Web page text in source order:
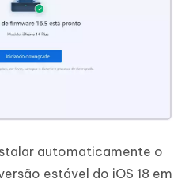
automaticamente o
estável do iOS 18 em